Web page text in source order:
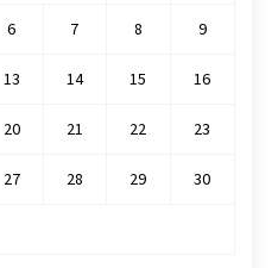
6 7 8 9
13 14 15 16
20 21 22 23
27 28 29 30